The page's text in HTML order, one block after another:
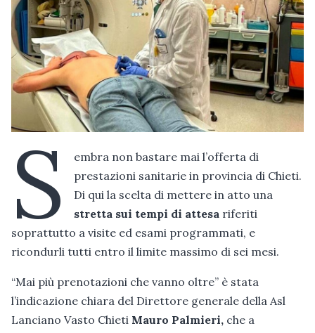
S
embra non bastare mai l’offerta di
prestazioni sanitarie in provincia di Chieti.
Di qui la scelta di mettere in atto una
stretta sui tempi di attesa riferiti
soprattutto a visite ed esami programmati, e
ricondurli tutti entro il limite massimo di sei mesi.
“Mai più prenotazioni che vanno oltre” è stata
l’indicazione chiara del Direttore generale della Asl
Lanciano Vasto Chieti Mauro Palmieri, che a